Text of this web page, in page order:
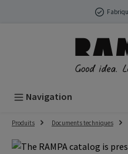
Passer au contenu principal
Navigation
Produits Documents techniques